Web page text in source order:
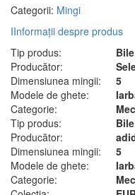
Categorii: Mingi
IInformații despre produs
Tip produs:
Bile
Producător:
Dimensiunea mingii:
5
Modele de ghete:
Categorie:
Tip produs:
Bile
Producător:
Dimensiunea mingii:
5
Modele de ghete:
Categorie: